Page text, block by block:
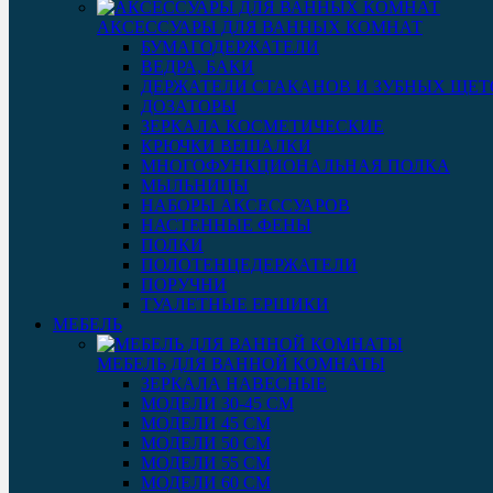
АКСЕССУАРЫ ДЛЯ ВАННЫХ КОМНАТ
БУМАГОДЕРЖАТЕЛИ
ВЕДРА, БАКИ
ДЕРЖАТЕЛИ СТАКАНОВ И ЗУБНЫХ
ДОЗАТОРЫ
ЗЕРКАЛА КОСМЕТИЧЕСКИЕ
КРЮЧКИ ВЕШАЛКИ
МНОГОФУНКЦИОНАЛЬНАЯ ПОЛКА
МЫЛЬНИЦЫ
НАБОРЫ АКСЕССУАРОВ
НАСТЕННЫЕ ФЕНЫ
ПОЛКИ
ПОЛОТЕНЦЕДЕРЖАТЕЛИ
ПОРУЧНИ
ТУАЛЕТНЫЕ ЕРШИКИ
МЕБЕЛЬ
МЕБЕЛЬ ДЛЯ ВАННОЙ КОМНАТЫ
ЗЕРКАЛА НАВЕСНЫЕ
МОДЕЛИ 30-45 СМ
МОДЕЛИ 45 СМ
МОДЕЛИ 50 СМ
МОДЕЛИ 55 СМ
МОДЕЛИ 60 СМ